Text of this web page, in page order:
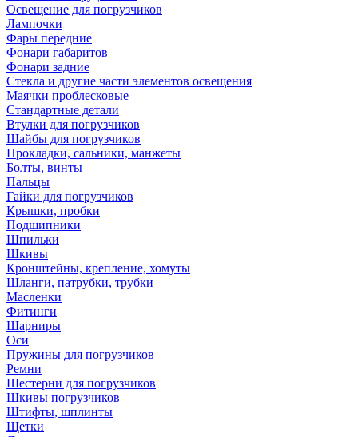
Освещение для погрузчиков
Лампочки
Фары передние
Фонари габаритов
Фонари задние
Стекла и другие части элементов освещения
Маячки проблесковые
Стандартные детали
Втулки для погрузчиков
Шайбы для погрузчиков
Прокладки, сальники, манжеты
Болты, винты
Пальцы
Гайки для погрузчиков
Крышки, пробки
Подшипники
Шпильки
Шкивы
Кронштейны, крепление, хомуты
Шланги, патрубки, трубки
Масленки
Фитинги
Шарниры
Оси
Пружины для погрузчиков
Ремни
Шестерни для погрузчиков
Шкивы погрузчиков
Штифты, шплинты
Щетки